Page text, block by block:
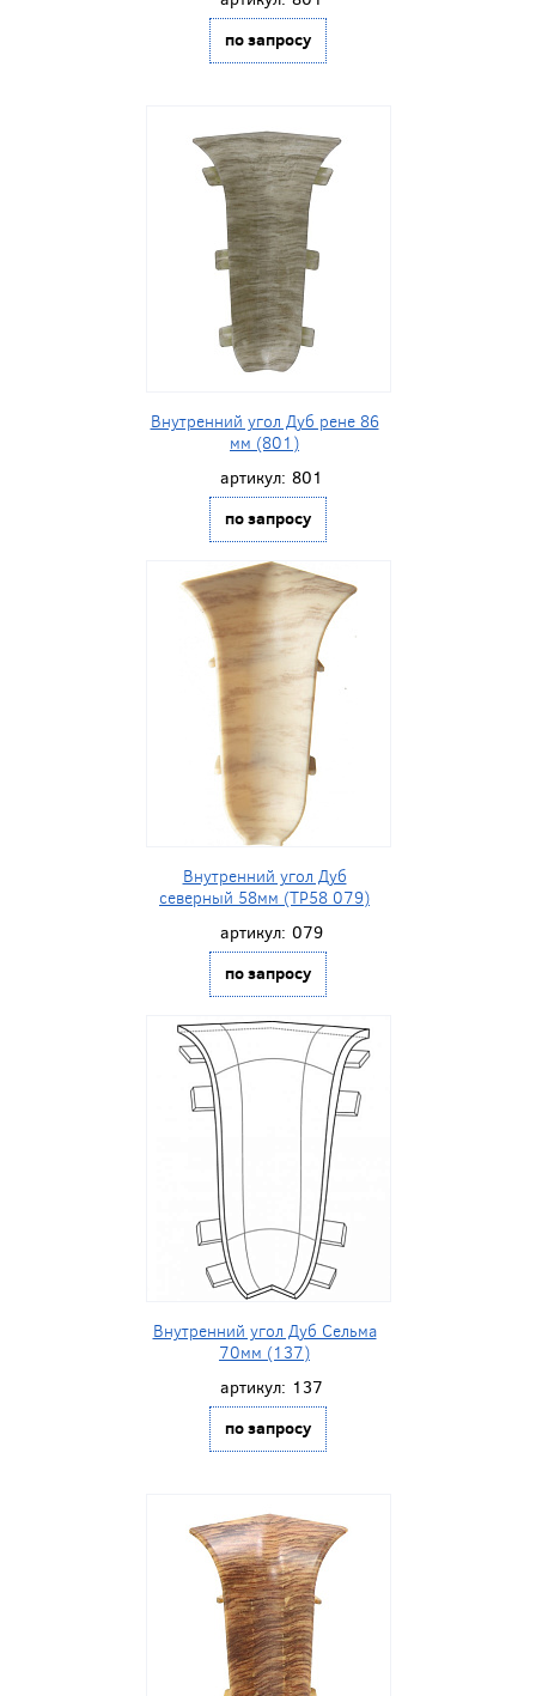
по запросу
Внутренний угол Дуб рене 86
мм (801)
артикул: 801
по запросу
Внутренний угол Дуб
северный 58мм (ТР58 079)
артикул: 079
по запросу
Внутренний угол Дуб Сельма
70мм (137)
артикул: 137
по запросу